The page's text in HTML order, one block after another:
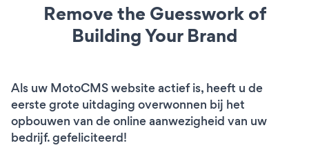
Remove the Guesswork of
Building Your Brand
Als uw MotoCMS website actief is, heeft u de
eerste grote uitdaging overwonnen bij het
opbouwen van de online aanwezigheid van uw
bedrijf. gefeliciteerd!